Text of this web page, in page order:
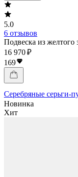
5.0
6 отзывов
Подвеска из желтого
16 970 ₽
169
Серебряные серьги-
Новинка
Хит